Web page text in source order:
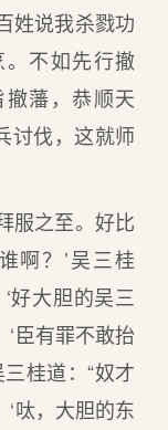
姓说我杀戮功
不如先行撤
藩，恭顺天
讨伐，这就师
服之至。好比
啊？’吴三桂
好大胆的吴三
臣有罪不敢抬
三桂道：“奴才
呔，大胆的东